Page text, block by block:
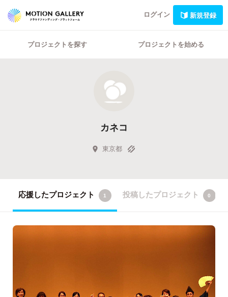
ログイン 新規登録
プロジェクトを探す プロジェクトを始める
カネコ
東京都
応援したプロジェクト 1 投稿したプロジェクト 0